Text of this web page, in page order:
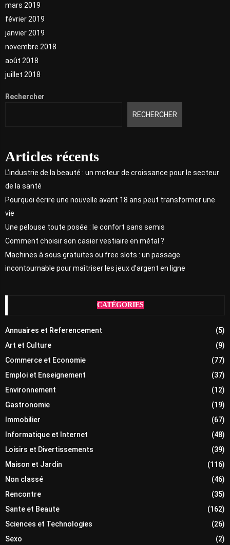
mars 2019
février 2019
janvier 2019
novembre 2018
août 2018
juillet 2018
Rechercher
RECHERCHER
Articles récents
L’industrie de la beauté : un moteur de croissance pour le secteur
de la santé
Pourquoi écrire une nouvelle avant 18 ans peut transformer une
vie
Une pelouse toute posée : le confort sans semis
Comment choisir son casier vestiaire en métal ?
Machines à sous gratuites ou free slots : un passage
incontournable pour maîtriser les jeux d’argent en ligne
CATÉGORIES
Annuaires et Referencement
(5)
Art et Culture
(9)
Commerce et Economie
(77)
Emploi et Enseignement
(37)
Environnement
(12)
Gastronomie
(19)
Immobilier
(67)
Informatique et Internet
(48)
Loisirs et Divertissements
(39)
Maison et Jardin
(116)
Non classé
(46)
Rencontre
(35)
Sante et Beaute
(162)
Sciences et Technologies
(26)
Sexo
(2)